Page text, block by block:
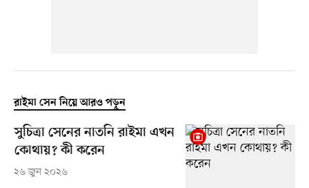
রাইমা সেন নিয়ে আরও পড়ুন
সুচিত্রা সেনের নাতনি রাইমা এখন
কোথায়? কী করেন
২৬ জুন ২০২৬